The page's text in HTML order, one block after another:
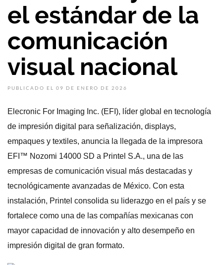
el estándar de la
comunicación
visual nacional
PUBLICADO EL 09 DE ENERO DE 2026
Elecronic For Imaging Inc. (EFI), líder global en tecnología
de impresión digital para señalización, displays,
empaques y textiles, anuncia la llegada de la impresora
EFI™ Nozomi 14000 SD a Printel S.A., una de las
empresas de comunicación visual más destacadas y
tecnológicamente avanzadas de México. Con esta
instalación, Printel consolida su liderazgo en el país y se
fortalece como una de las compañías mexicanas con
mayor capacidad de innovación y alto desempeño en
impresión digital de gran formato.